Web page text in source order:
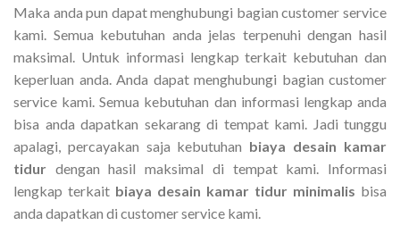
Maka anda pun dapat menghubungi bagian customer service
kami. Semua kebutuhan anda jelas terpenuhi dengan hasil
maksimal. Untuk informasi lengkap terkait kebutuhan dan
keperluan anda. Anda dapat menghubungi bagian customer
service kami. Semua kebutuhan dan informasi lengkap anda
bisa anda dapatkan sekarang di tempat kami. Jadi tunggu
apalagi, percayakan saja kebutuhan biaya desain kamar
tidur dengan hasil maksimal di tempat kami. Informasi
lengkap terkait biaya desain kamar tidur minimalis bisa
anda dapatkan di customer service kami.